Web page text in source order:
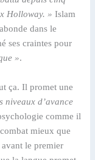
Holloway. » Islam
dans le
ses craintes pour
».
ça. Il promet une
niveaux d’avance
comme il
mieux que
le premier